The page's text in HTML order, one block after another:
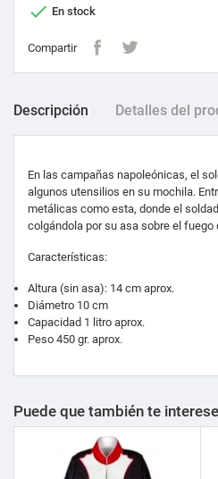
 En stock
Compartir
Descripción Detalles del
En las campañas napoleónicas, el
algunos utensilios en su mochila.
metálicas como esta, donde el
colgándola por su asa sobre el fuego
Características:
Altura (sin asa): 14 cm aprox.
Diámetro 10 cm
Capacidad 1 litro aprox.
Peso 450 gr. aprox.
Puede que también te interese